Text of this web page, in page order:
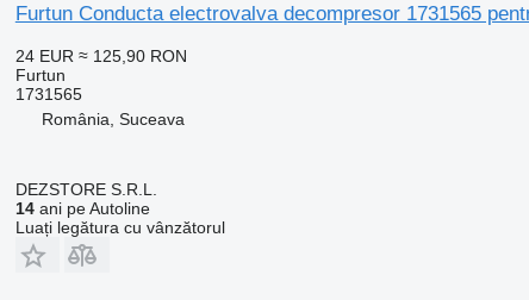
Furtun Conducta electrovalva decompresor 1731565
24 EUR ≈ 125,90 RON
Furtun
1731565
România, Suceava
DEZSTORE S.R.L.
14ani pe Autoline
Luați legătura cu vânzătorul